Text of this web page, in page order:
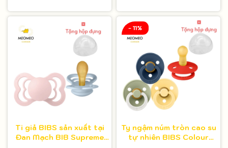
Ti giả BIBS sản xuất tại
Đan Mạch BIB Supreme
- 11%
Ty ngậm núm tròn cao su
tự nhiên BIBS Colour